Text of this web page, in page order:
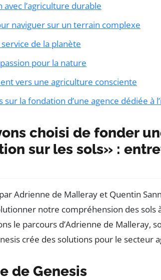
avec l’agriculture durable
naviguer sur un terrain complexe
de la planète
pour la nature
vers une agriculture consciente
sur la fondation d’une agence dédiée à
choisi de fonder
sur les sols» :
Adrienne de Malleray et Quentin
notre compréhension des sols
le parcours d’Adrienne de Malleray,
crée des solutions pour le secteur
de Genesis